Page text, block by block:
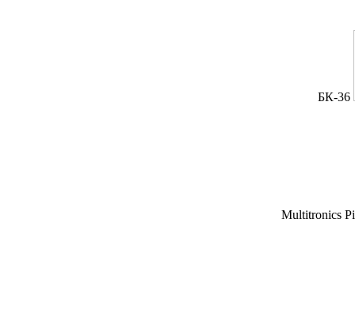
БК-36
Multitronics